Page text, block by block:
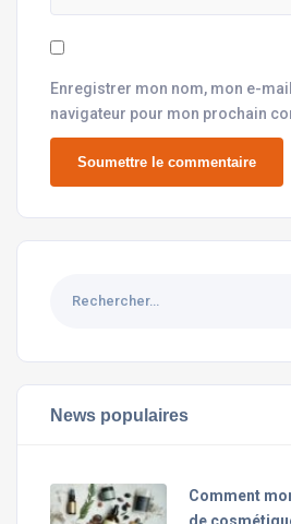
Enregistrer mon nom, mon e-
navigateur pour mon prochain
News populaires
Comment
de